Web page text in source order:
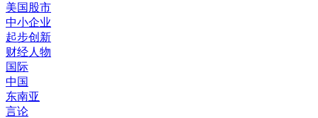
美国股市
中小企业
起步创新
财经人物
国际
中国
东南亚
言论